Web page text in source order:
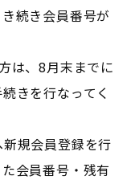
続き会員番号が
は、8月末までに
きを行なってく
規会員登録を行
会員番号・残有